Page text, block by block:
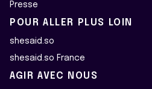
Presse
POUR ALLER PLUS LOIN
shesaid.so
shesaid.so France
AGIR AVEC NOUS